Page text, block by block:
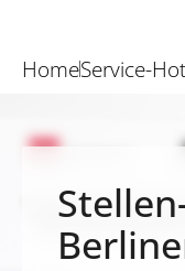
HomeService-